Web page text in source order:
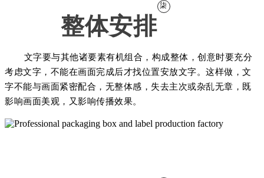
整体安排
柒
文字要与其他诸要素有机组合，构成整体，创意时要充分
考虑文字，不能在画面完成后才找位置安放文字。这样做，文
字不能与画面紧密配合，无整体感，失去主次或杂乱无章，既
影响画面美观，又影响传播效果。